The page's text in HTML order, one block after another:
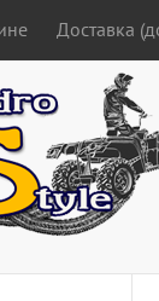
Доставка